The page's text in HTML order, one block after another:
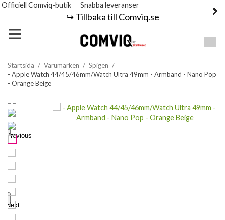
Officiell Comviq-butik Snabba leveranser
↪️ Tillbaka till Comviq.se
Startsida / Varumärken / Spigen /
- Apple Watch 44/45/46mm/Watch Ultra 49mm - Armband - Nano Pop
- Orange Beige
Previous
Next